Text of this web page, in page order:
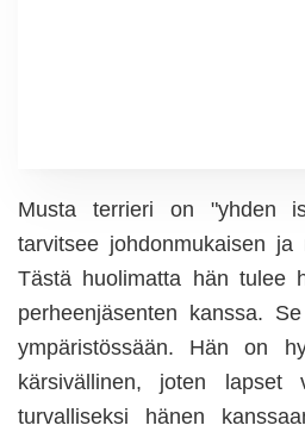
Musta terrieri on "yhden
tarvitsee johdonmukaisen ja
Tästä huolimatta hän tulee
perheenjäsenten kanssa.
ympäristössään. Hän on
kärsivällinen, joten lapset
turvalliseksi hänen